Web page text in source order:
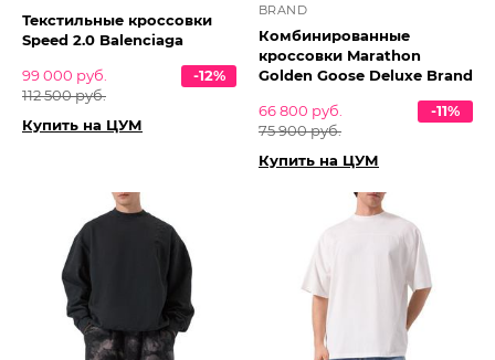
Текстильные кроссовки
Speed 2.0 Balenciaga
99 000 руб.
112 500 руб.
-12%
Купить на ЦУМ
BRAND
Комбинированные
кроссовки Marathon
Golden Goose Deluxe Brand
66 800 руб.
75 900 руб.
-11%
Купить на ЦУМ